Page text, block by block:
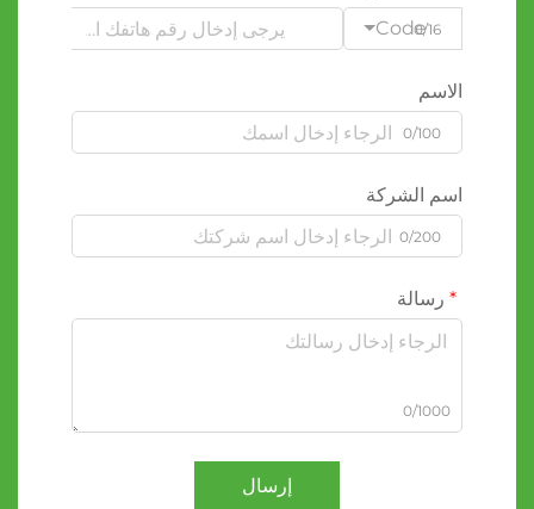
Code0/16
الاسم
0/100
اسم الشركة
0/200
رسالة
0/1000
إرسال